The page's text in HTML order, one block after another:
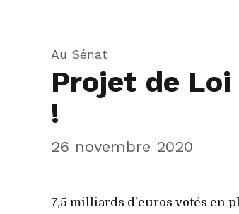
Au Sénat
Projet de Loi
!
26 novembre 2020
7,5 milliards d’euros votés en